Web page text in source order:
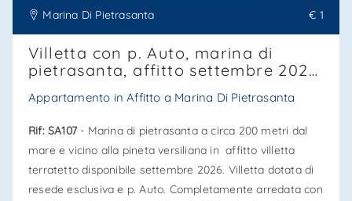
Marina Di Pietrasanta € 1
Villetta con p. Auto, marina di
pietrasanta, affitto settembre 2026.
Appartamento in Affitto a Marina Di Pietrasanta
Rif: SA107- Marina di pietrasanta a circa 200 metri dal
mare e vicino alla pineta versiliana in affitto villetta
terratetto disponibile settembre 2026. Villetta dotata di
resede esclusiva e p. Auto. Completamente arredata con